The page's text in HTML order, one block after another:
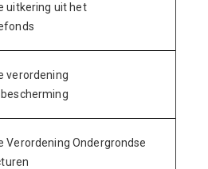
uitkering uit het
verordening
Verordening Ondergrondse